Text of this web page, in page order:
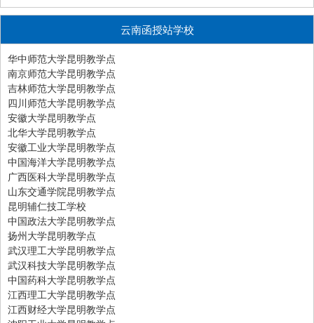
云南函授站学校
华中师范大学昆明教学点
南京师范大学昆明教学点
吉林师范大学昆明教学点
四川师范大学昆明教学点
安徽大学昆明教学点
北华大学昆明教学点
安徽工业大学昆明教学点
中国海洋大学昆明教学点
广西医科大学昆明教学点
山东交通学院昆明教学点
昆明辅仁技工学校
中国政法大学昆明教学点
扬州大学昆明教学点
武汉理工大学昆明教学点
武汉科技大学昆明教学点
中国药科大学昆明教学点
江西理工大学昆明教学点
江西财经大学昆明教学点